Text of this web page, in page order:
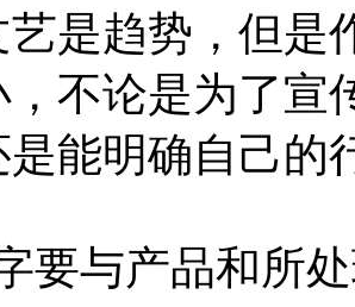
艺是趋势，但是
不论是为了宣
能明确自己的
要与产品和所